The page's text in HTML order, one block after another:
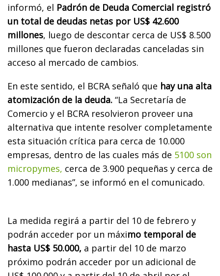
informó, el Padrón de Deuda Comercial registró
un total de deudas netas por US$ 42.600
millones, luego de descontar cerca de US$ 8.500
millones que fueron declaradas canceladas sin
acceso al mercado de cambios.
En este sentido, el BCRA señaló que hay una alta
atomización de la deuda. “La Secretaría de
Comercio y el BCRA resolvieron proveer una
alternativa que intente resolver completamente
esta situación crítica para cerca de 10.000
empresas, dentro de las cuales más de 5100 son
micropymes, cerca de 3.900 pequeñas y cerca de
1.000 medianas”, se informó en el comunicado.
La medida regirá a partir del 10 de febrero y
podrán acceder por un máximo temporal de
hasta US$ 50.000, a partir del 10 de marzo
próximo podrán acceder por un adicional de